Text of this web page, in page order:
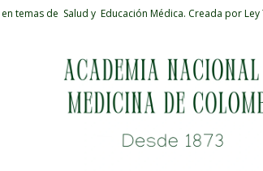
temas de Salud y Educación Médica. Creada por Ley